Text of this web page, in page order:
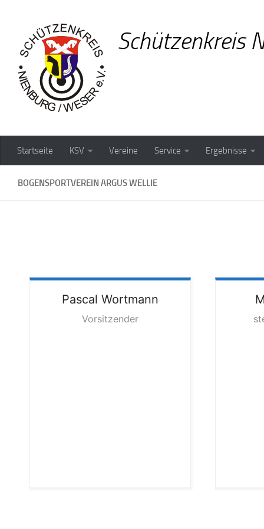
Schützenkreis
Startseite KSV Vereine Service Ergebnisse
BOGENSPORTVEREIN ARGUS WELLIE
Pascal Wortmann
Vorsitzender